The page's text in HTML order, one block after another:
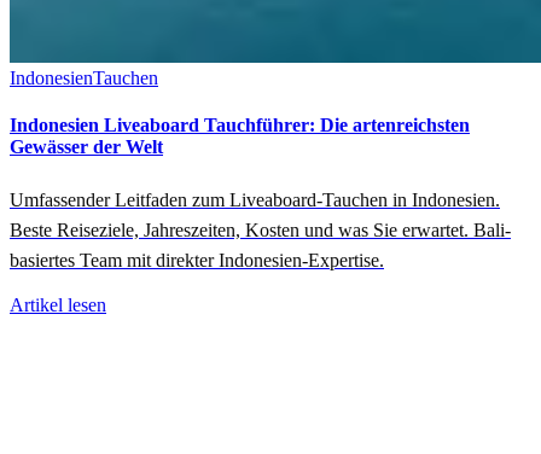
IndonesienTauchen
Indonesien Liveaboard Tauchführer: Die artenreichsten
Gewässer der Welt
Umfassender Leitfaden zum Liveaboard-Tauchen in Indonesien.
Beste Reiseziele, Jahreszeiten, Kosten und was Sie erwartet. Bali-
basiertes Team mit direkter Indonesien-Expertise.
Artikel lesen